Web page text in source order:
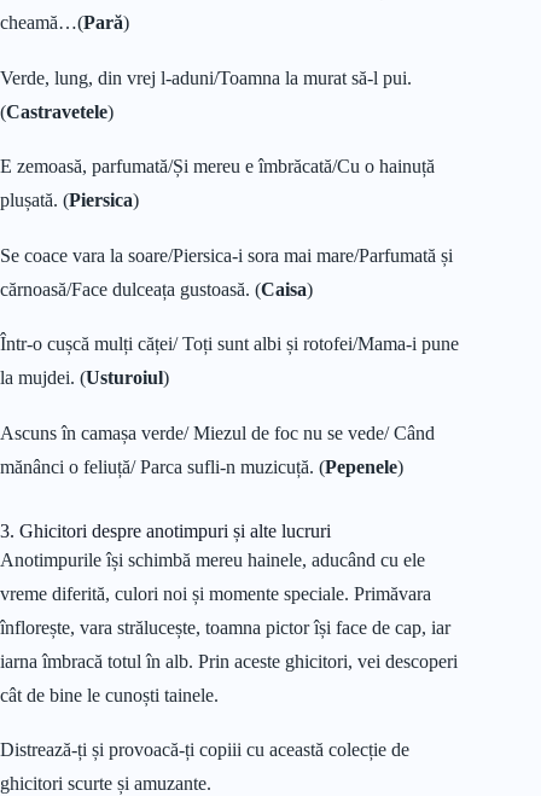
cheamă…(Pară)
Verde, lung, din vrej l-aduni/Toamna la murat să-l pui.
(Castravetele)
E zemoasă, parfumată/Și mereu e îmbrăcată/Cu o hainuță
plușată. (Piersica)
Se coace vara la soare/Piersica-i sora mai mare/Parfumată și
cărnoasă/Face dulceața gustoasă. (Caisa)
Într-o cușcă mulți căței/ Toți sunt albi și rotofei/Mama-i pune
la mujdei. (Usturoiul)
Ascuns în camașa verde/ Miezul de foc nu se vede/ Când
mănânci o feliuță/ Parca sufli-n muzicuță. (Pepenele)
3. Ghicitori despre anotimpuri și alte lucruri
Anotimpurile își schimbă mereu hainele, aducând cu ele
vreme diferită, culori noi și momente speciale. Primăvara
înflorește, vara strălucește, toamna pictor își face de cap, iar
iarna îmbracă totul în alb. Prin aceste ghicitori, vei descoperi
cât de bine le cunoști tainele.
Distrează-ți și provoacă-ți copiii cu această colecție de
ghicitori scurte și amuzante.